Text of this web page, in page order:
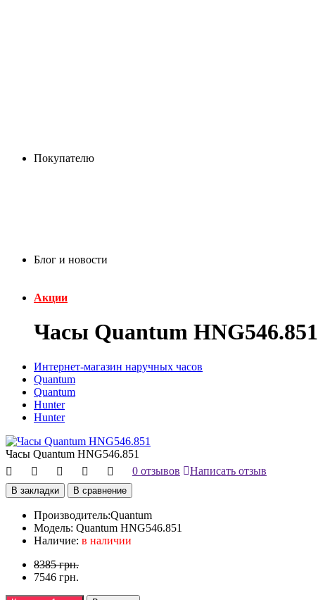
Покупателю
Блог и новости
Акции
Часы Quantum HNG546.851
Интернет-магазин наручных часов
Quantum
Quantum
Hunter
Hunter
Часы Quantum HNG546.851
0 отзывов
Написать отзыв
В закладки В сравнение
Производитель:Quantum
Модель: Quantum HNG546.851
Наличие: в наличии
8385 грн.
7546 грн.